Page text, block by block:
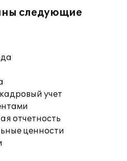
следующие
учет
отчетность
ценности